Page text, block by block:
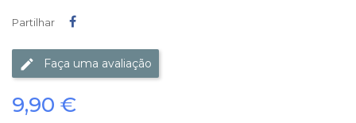
Partilhar
Faça uma avaliação
9,90 €